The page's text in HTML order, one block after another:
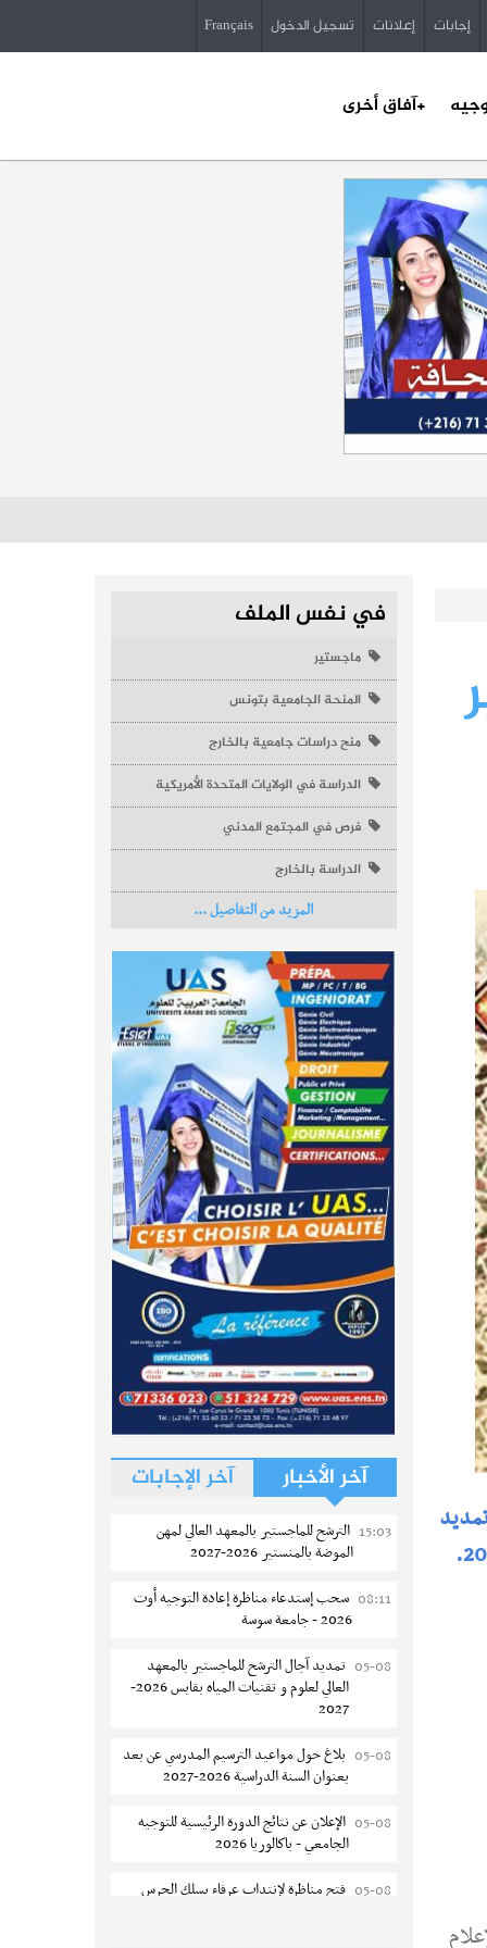
إجابات إعلانات تسجيل الدخول Français
+آفاق أخرى
في نفس الملف
ماجستير
المنحة الجامعية بتونس
منح دراسات جامعية بالخارج
الدراسة في الولايات المتحدة الأمريكية
فرص في المجتمع المدني
الدراسة بالخارج
المزيد من التفاصيل ...
آخر الأخبار آخر الإجابات
15:03 الترشح للماجستير بالمعهد العالي لمهن
الموضة بالمنستير 2026-2027
08:11 سحب إستدعاء مناظرة إعادة التوجيه أوت
2026 - جامعة سوسة
05-08 تمديد آجال الترشح للماجستير بالمعهد
العالي لعلوم و تقنيات المياه بقابس 2026-
2027
05-08 بلاغ حول مواعيد الترسيم المدرسي عن بعد
بعنوان السنة الدراسية 2026-2027
05-08 الإعلان عن نتائج الدورة الرئيسية للتوجيه
الجامعي - باكالوريا 2026
05-08 فتح مناظرة لإنتداب عرفاء بسلك الحرس